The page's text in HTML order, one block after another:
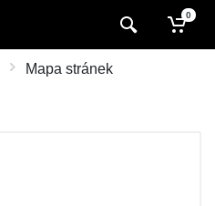
0
Mapa stránek